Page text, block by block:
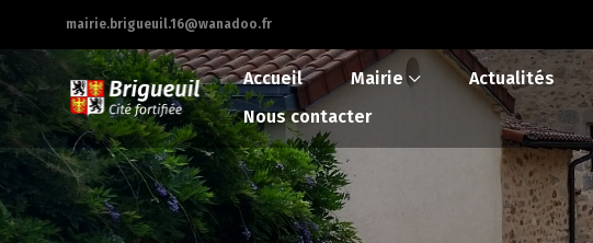
mairie.brigueuil.16@wanadoo.fr
Accueil Mairie Actualités
Nous contacter